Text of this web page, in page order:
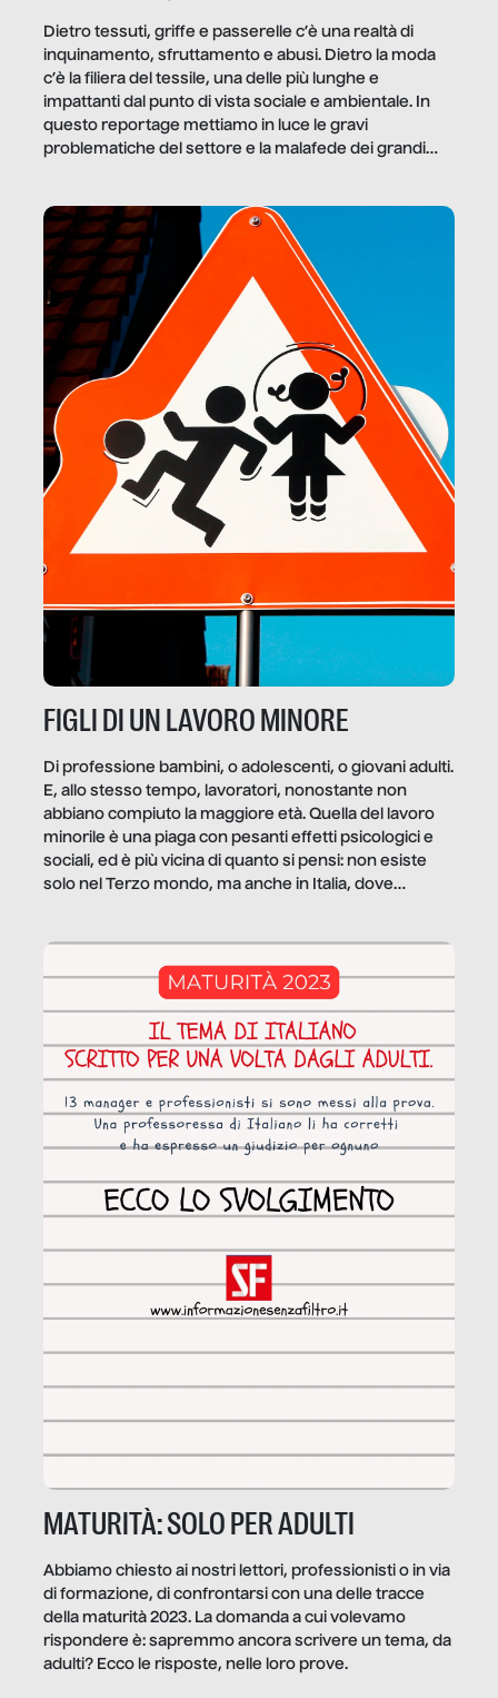
Dietro tessuti, griffe e passerelle c’è una realtà di
inquinamento, sfruttamento e abusi. Dietro la moda
c’è la filiera del tessile, una delle più lunghe e
impattanti dal punto di vista sociale e ambientale. In
questo reportage mettiamo in luce le gravi
problematiche del settore e la malafede dei grandi
FIGLI DI UN LAVORO MINORE
Di professione bambini, o adolescenti, o giovani adulti.
E, allo stesso tempo, lavoratori, nonostante non
abbiano compiuto la maggiore età. Quella del lavoro
minorile è una piaga con pesanti effetti psicologici e
sociali, ed è più vicina di quanto si pensi: non esiste
solo nel Terzo mondo, ma anche in Italia, dove
MATURITÀ: SOLO PER ADULTI
Abbiamo chiesto ai nostri lettori, professionisti o in via
di formazione, di confrontarsi con una delle tracce
della maturità 2023. La domanda a cui volevamo
rispondere è: sapremmo ancora scrivere un tema, da
adulti? Ecco le risposte, nelle loro prove.